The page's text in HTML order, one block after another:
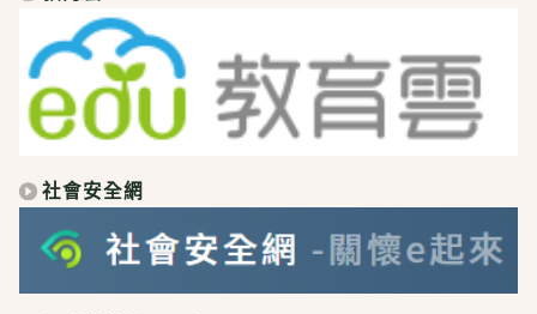
社會安全網